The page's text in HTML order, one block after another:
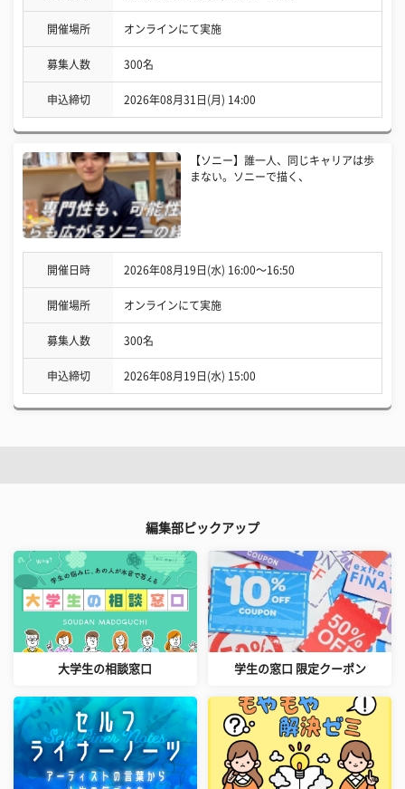
開催場所 オンラインにて実施
募集人数 300名
申込締切 2026年08月31日(月) 14:00
【ソニー】誰一人、同じキャリアは歩
まない。ソニーで描く、
開催日時 2026年08月19日(水) 16:00〜16:50
開催場所 オンラインにて実施
募集人数 300名
申込締切 2026年08月19日(水) 15:00
編集部ピックアップ
大学生の相談窓口 学生の窓口 限定クーポン